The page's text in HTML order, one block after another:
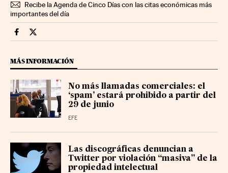
Recibe la Agenda de Cinco Días con las citas económicas más
importantes del día
Opinion Cinco Días en Facebook
Opinion Cinco Días en Twitter
MÁS INFORMACIÓN
No más llamadas comerciales: el
‘spam’ estará prohibido a partir del
29 de junio
EFE
Las discográficas denuncian a
Twitter por violación “masiva” de la
propiedad intelectual